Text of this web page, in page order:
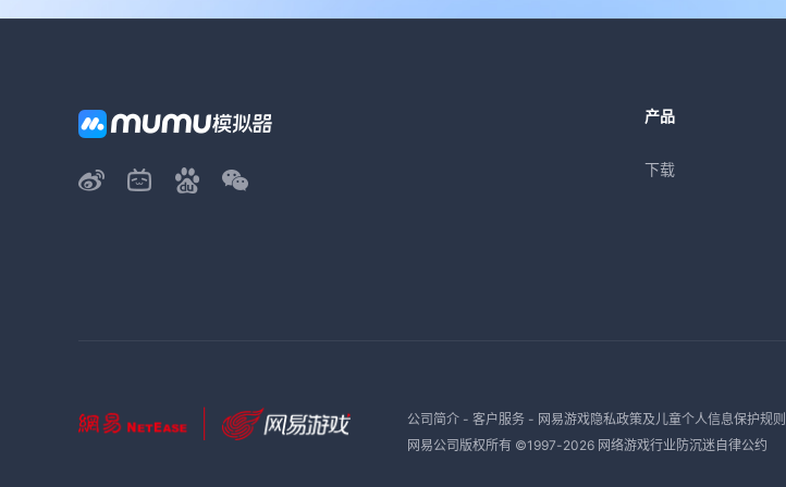
产品
下载
公司简介- 客户服务- 网易游戏隐私政策及儿童个人信息保护规则
网易公司版权所有 ©1997-2026 网络游戏行业防沉迷自律公约